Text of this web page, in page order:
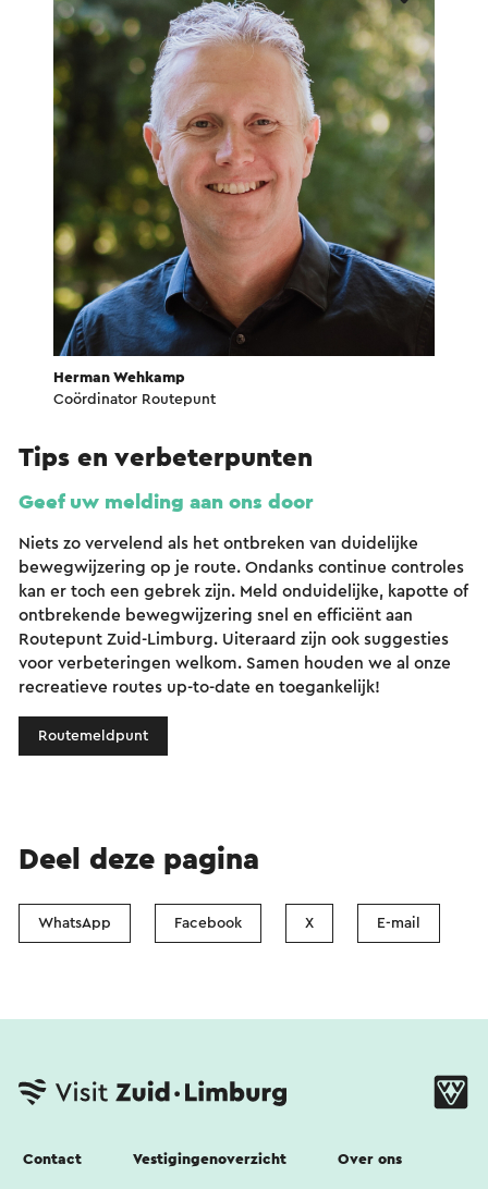
Herman Wehkamp
Coördinator Routepunt
Tips en verbeterpunten
Geef uw melding aan ons door
Niets zo vervelend als het ontbreken van duidelijke
bewegwijzering op je route. Ondanks continue controles
kan er toch een gebrek zijn. Meld onduidelijke, kapotte of
ontbrekende bewegwijzering snel en efficiënt aan
Routepunt Zuid-Limburg. Uiteraard zijn ook suggesties
voor verbeteringen welkom. Samen houden we al onze
recreatieve routes up-to-date en toegankelijk!
Routemeldpunt
Deel deze pagina
WhatsApp Facebook X E-mail
Contact Vestigingenoverzicht Over ons